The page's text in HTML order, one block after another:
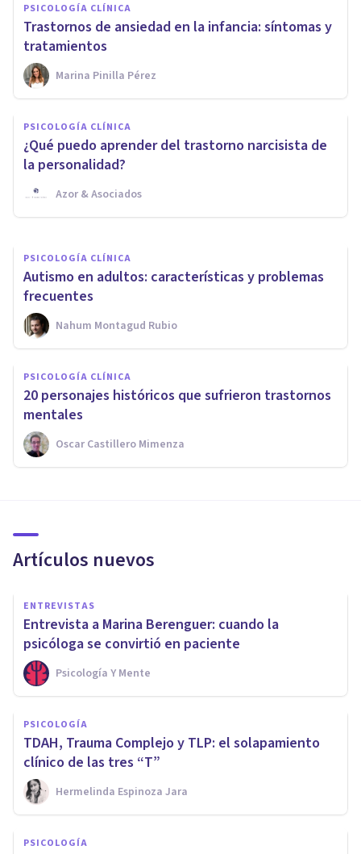
PSICOLOGÍA CLÍNICA
Trastornos de ansiedad en la infancia: síntomas y
tratamientos
Marina Pinilla Pérez
PSICOLOGÍA CLÍNICA
¿Qué puedo aprender del trastorno narcisista de
la personalidad?
Azor & Asociados
PSICOLOGÍA CLÍNICA
Terapia psicosocial:
características, objetivos y
funcionamiento
Laura Ruiz Mitjana
PSICOLOGÍA CLÍNICA
Autismo en adultos: características y problemas
frecuentes
Nahum Montagud Rubio
PSICOLOGÍA CLÍNICA
20 personajes históricos que sufrieron trastornos
mentales
Oscar Castillero Mimenza
Artículos nuevos
ENTREVISTAS
Entrevista a Marina Berenguer: cuando la
psicóloga se convirtió en paciente
Psicología Y Mente
PSICOLOGÍA
TDAH, Trauma Complejo y TLP: el solapamiento
clínico de las tres “T”
Hermelinda Espinoza Jara
PSICOLOGÍA